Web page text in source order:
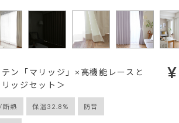
ン「マリッジ」×高機能レースと
ッジセット＞
断熱 保温32.8% 防音
¥